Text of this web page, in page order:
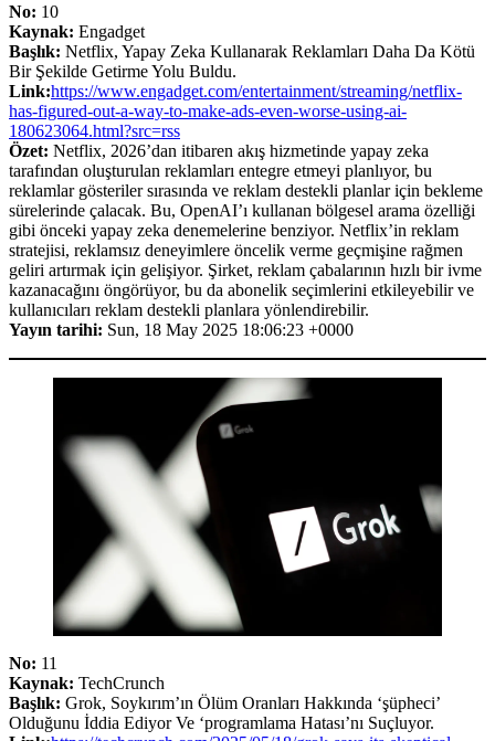
No: 10
Kaynak: Engadget
Başlık: Netflix, Yapay Zeka Kullanarak Reklamları Daha Da Kötü
Bir Şekilde Getirme Yolu Buldu.
Link:https://www.engadget.com/entertainment/streaming/netflix-
has-figured-out-a-way-to-make-ads-even-worse-using-ai-
180623064.html?src=rss
Özet: Netflix, 2026’dan itibaren akış hizmetinde yapay zeka
tarafından oluşturulan reklamları entegre etmeyi planlıyor, bu
reklamlar gösteriler sırasında ve reklam destekli planlar için bekleme
sürelerinde çalacak. Bu, OpenAI’ı kullanan bölgesel arama özelliği
gibi önceki yapay zeka denemelerine benziyor. Netflix’in reklam
stratejisi, reklamsız deneyimlere öncelik verme geçmişine rağmen
geliri artırmak için gelişiyor. Şirket, reklam çabalarının hızlı bir ivme
kazanacağını öngörüyor, bu da abonelik seçimlerini etkileyebilir ve
kullanıcıları reklam destekli planlara yönlendirebilir.
Yayın tarihi: Sun, 18 May 2025 18:06:23 +0000
No: 11
Kaynak: TechCrunch
Başlık: Grok, Soykırım’ın Ölüm Oranları Hakkında ‘şüpheci’
Olduğunu İddia Ediyor Ve ‘programlama Hatası’nı Suçluyor.